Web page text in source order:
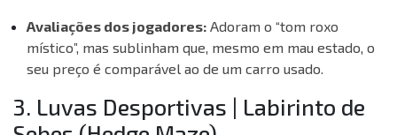
Avaliações dos jogadores: Adoram o “tom roxo
místico”, mas sublinham que, mesmo em mau estado, o
seu preço é comparável ao de um carro usado.
3. Luvas Desportivas | Labirinto de